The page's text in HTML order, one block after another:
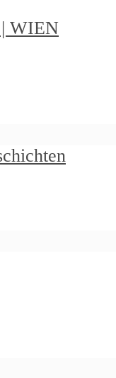
WIEN